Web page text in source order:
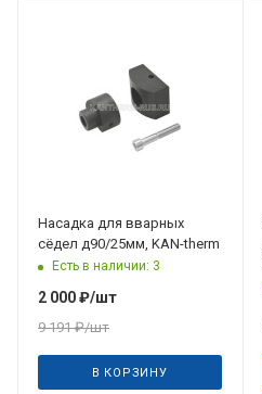
Насадка для вварных
сёдел д90/25мм, KAN-therm
Есть в наличии: 3
2 000₽/шт
9 191₽/шт
В КОРЗИНУ